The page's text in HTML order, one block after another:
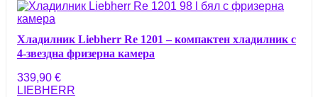
Хладилник Liebherr Re 1201 – компактен хладилник с
4-звездна фризерна камера
339,90 €
LIEBHERR